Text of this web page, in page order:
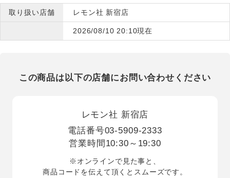
取り扱い店舗 レモン社 新宿店
2026/08/10 20:10現在
この商品は以下の店舗にお問い合わせください
レモン社 新宿店
電話番号03-5909-2333
営業時間 10:30～19:30
※オンラインで見た事と、
商品コードを伝えて頂くとスムーズです。